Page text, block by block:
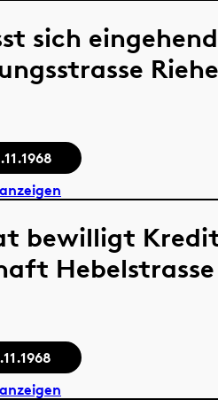
sich
bewilligt